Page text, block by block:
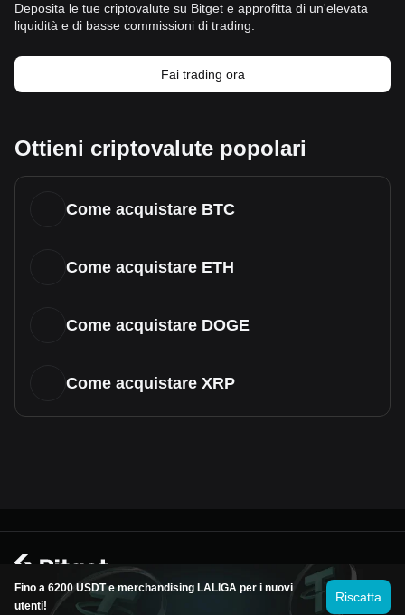
Deposita le tue criptovalute su Bitget e approfitta di un'elevata
liquidità e di basse commissioni di trading.
Fai trading ora
Ottieni criptovalute popolari
Come acquistare BTC
Come acquistare ETH
Come acquistare DOGE
Come acquistare XRP
Fino a 6200 USDT e merchandising LALIGA per i nuovi
utenti!
Riscatta
© 2026 Bitget